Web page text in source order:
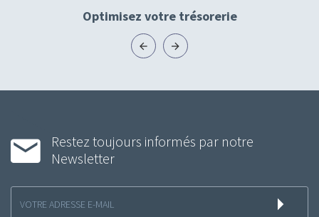
Optimisez votre trésorerie
Restez toujours informés par notre
Newsletter